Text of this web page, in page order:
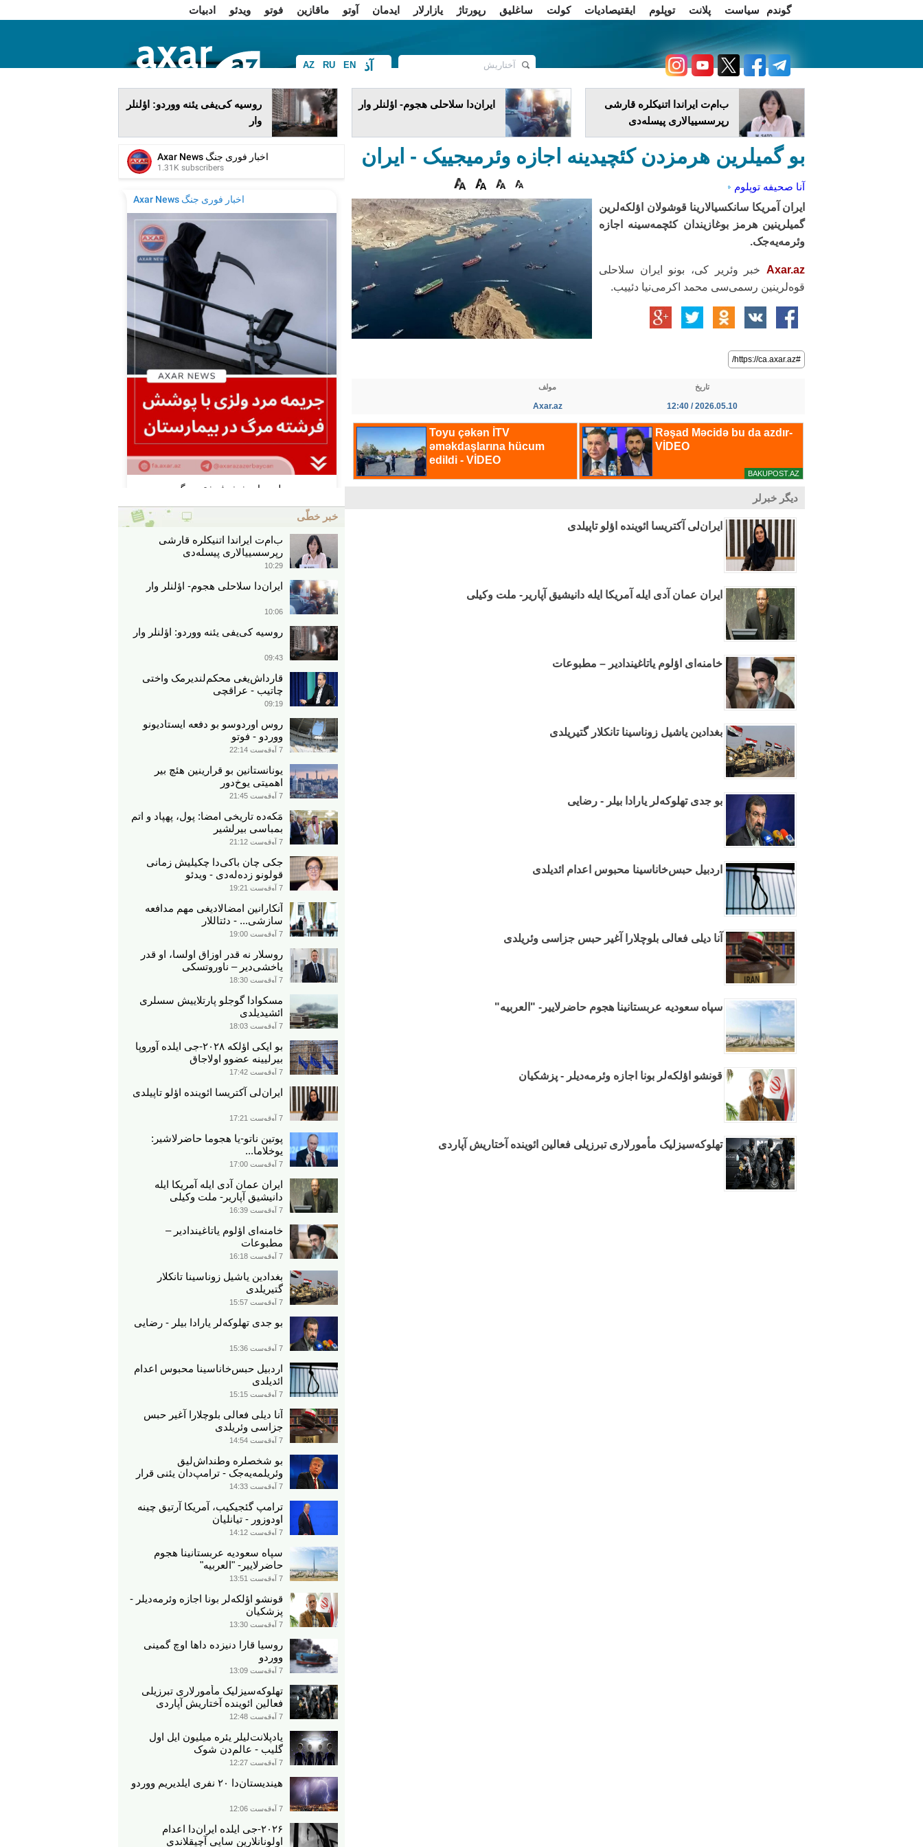
گوندم سیاست پلانت توپلوم ایقتیصادیات کولت ساغلیق رپورتاژ یازارلار ایدمان آوتو ماقازین فوتو ویدئو
ادبیات
AZ RU EN آذ
فا
ب‌ام‌ت ایراندا اتنیکلره قارشی
رپرسسییالاری پیسله‌دی
ایران‌دا سلاحلی هجوم- اؤلنلر وار
روسیه کی‌یفی یئنه ووردو: اؤلنلر
وار
بو گمیلرین هرمزدن کئچیدینه اجازه وئرمیجییک - ایران
آنا صحیفه توپلوم
ایران آمریکا سانکسیالارینا قوشولان اؤلکه‌لرین
گمیلرینین هرمز بوغازیندان کئچمه‌سینه اجازه
وئرمه‌یه‌جک.
Axar.az خبر وئریر کی، بونو ایران سلاحلی
قوه‌لرینین رسمی‌سی محمد اکرمی‌نیا دئییب.
#https://ca.axar.az/
تاریخ
2026.05.10 / 12:40
مولف
Axar.az
دیگر خبرلر
ایران‌لی آکتریسا ائوینده اؤلو تاپیلدی
ایران عمان آدی ایله آمریکا ایله دانیشیق آپاریر- ملت وکیلی
خامنه‌ای اؤلوم یاتاغیندادیر – مطبوعات
بغدادین یاشیل زوناسینا تانکلار گتیریلدی
بو جدی تهلوکه‌لر یارادا بیلر - رضایی
اردبیل حبس‌خاناسینا محبوس اعدام ائدیلدی
آنا دیلی فعالی بلوچلارا آغیر حبس جزاسی وئریلدی
سپاه سعودیه عربستانینا هجوم حاضرلاییر- "العربیه"
قونشو اؤلکه‌لر بونا اجازه وئرمه‌دیلر - پزشکیان
تهلوکه‌سیزلیک مأمورلاری تبرزیلی فعالین ائوینده آختاریش آپاردی
خبر خطّی
ب‌ام‌ت ایراندا اتنیکلره قارشی
رپرسسییالاری پیسله‌دی
10:29
ایران‌دا سلاحلی هجوم- اؤلنلر وار
10:06
روسیه کی‌یفی یئنه ووردو: اؤلنلر وار
09:43
قارداش‌یغی محکم‌لندیرمک واختی
چاتیب - عراقچی
09:19
روس اوردوسو بو دفعه ایستادیونو
ووردو - فوتو
7 آوقوست 22:14
یونانستانین بو قرارینین هئچ بیر
اهمیتی یوخ‌دور
7 آوقوست 21:45
مَکه‌ده تاریخی امضا: پول، پهپاد و اتم
بمباسی بیرلشیر
7 آوقوست 21:12
جکی چان باکی‌دا چکیلیش زمانی
قولونو زده‌له‌دی - ویدئو
7 آوقوست 19:21
آنکارانین امضالادیغی مهم مدافعه
سازشی... - دئتاللار
7 آوقوست 19:00
روسلار نه قدر اوزاق اولسا، او قدر
یاخشی‌دیر – ناوروتسکی
7 آوقوست 18:30
مسکوادا گوجلو پارتلاییش سسلری
ائشیدیلدی
7 آوقوست 18:03
بو ایکی اؤلکه ۲۰۲۸-جی ایلده آوروپا
بیرلیینه عضوو اولاجاق
7 آوقوست 17:42
ایران‌لی آکتریسا ائوینده اؤلو تاپیلدی
7 آوقوست 17:21
پوتین ناتو-یا هجوما حاضرلاشیر:
یوخلاما...
7 آوقوست 17:00
ایران عمان آدی ایله آمریکا ایله
دانیشیق آپاریر- ملت وکیلی
7 آوقوست 16:39
خامنه‌ای اؤلوم یاتاغیندادیر –
مطبوعات
7 آوقوست 16:18
بغدادین یاشیل زوناسینا تانکلار
گتیریلدی
7 آوقوست 15:57
بو جدی تهلوکه‌لر یارادا بیلر - رضایی
7 آوقوست 15:36
اردبیل حبس‌خاناسینا محبوس اعدام
ائدیلدی
7 آوقوست 15:15
آنا دیلی فعالی بلوچلارا آغیر حبس
جزاسی وئریلدی
7 آوقوست 14:54
بو شخصلره وطنداش‌لیق
وئریلمه‌یه‌جک - ترامپ‌دان یئنی قرار
7 آوقوست 14:33
ترامپ گئجیکیب، آمریکا آرتیق چینه
اودوزور - تیانلیان
7 آوقوست 14:12
سپاه سعودیه عربستانینا هجوم
حاضرلاییر- "العربیه"
7 آوقوست 13:51
قونشو اؤلکه‌لر بونا اجازه وئرمه‌دیلر -
پزشکیان
7 آوقوست 13:30
روسیا قارا دنیزده داها اوچ گمینی
ووردو
7 آوقوست 13:09
تهلوکه‌سیزلیک مأمورلاری تبرزیلی
فعالین ائوینده آختاریش آپاردی
7 آوقوست 12:48
یادپلانت‌لیلر یئره میلیون ایل اول
گلیب - عالم‌دن شوک
7 آوقوست 12:27
هیندیستان‌دا ۲۰ نفری ایلدیریم ووردو
7 آوقوست 12:06
۲۰۲۶-جی ایلده ایران‌دا اعدام
اولونانلارین سایی آچیقلاندی